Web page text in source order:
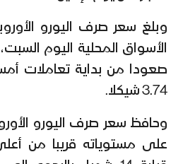
وبلغ سعر صرف اليورو
صعودا من بداية تعاملات
3.74 شيكلا.
وحافظ سعر صرف اليورو
على مستوياته قريبا من